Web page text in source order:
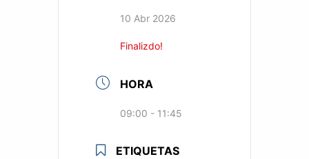
10 Abr 2026
Finalizdo!
HORA
09:00 - 11:45
ETIQUETAS